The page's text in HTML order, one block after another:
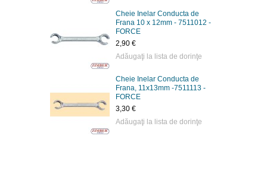
Cheie Inelar Conducta de
Frana 10 x 12mm - 7511012 -
FORCE
2,90 €
Adăugaţi la lista de dorinţe
Cheie Inelar Conducta de
Frana, 11х13mm -7511113 -
FORCE
3,30 €
Adăugaţi la lista de dorinţe